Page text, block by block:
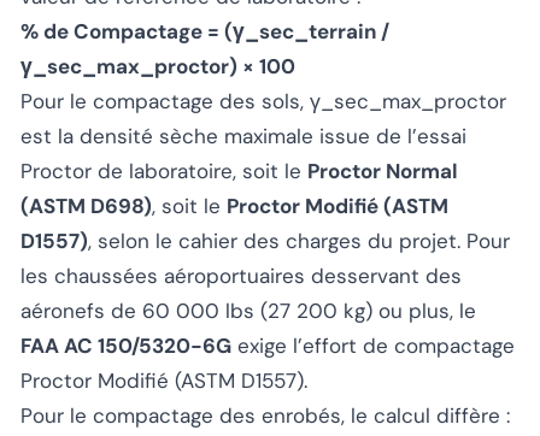
% de Compactage = (γ_sec_terrain /
γ_sec_max_proctor) × 100
Pour le compactage des sols, γ_sec_max_proctor
est la densité sèche maximale issue de l’essai
Proctor de laboratoire, soit le Proctor Normal
(ASTM D698), soit le Proctor Modifié (ASTM
D1557), selon le cahier des charges du projet. Pour
les chaussées aéroportuaires desservant des
aéronefs de 60 000 lbs (27 200 kg) ou plus, le
FAA AC 150/5320-6G exige l’effort de compactage
Proctor Modifié (ASTM D1557).
Pour le compactage des enrobés, le calcul diffère :